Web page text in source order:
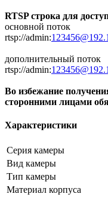
RTSP строка для
основной поток
rtsp://admin:
дополнительный поток
rtsp://admin:
Во избежание
сторонними лицами
Характеристики
Серия камеры
Вид камеры
Тип камеры
Материал корпуса